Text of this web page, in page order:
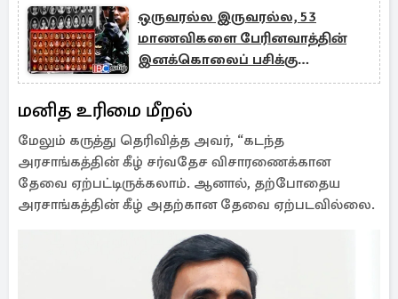
ஒருவரல்ல இருவரல்ல, 53
மாணவிகளை பேரினவாத்தின்
இனக்கொலைப் பசிக்கு
வாரிக்கொடுத்தோம்…!
மனித உரிமை மீறல்
மேலும் கருத்து தெரிவித்த அவர், “கடந்த
அரசாங்கத்தின் கீழ் சர்வதேச விசாரணைக்கான
தேவை ஏற்பட்டிருக்கலாம். ஆனால், தற்போதைய
அரசாங்கத்தின் கீழ் அதற்கான தேவை ஏற்படவில்லை.